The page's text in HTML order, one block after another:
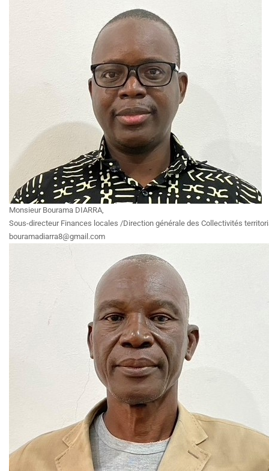
Monsieur Bourama DIARRA,
Sous-directeur Finances locales /Direction générale des Collectivités
bouramadiarra8@gmail.com